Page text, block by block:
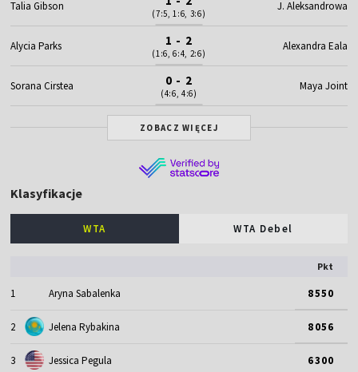
Talia Gibson
(7:5, 1:6, 3:6)
J. Aleksandrowa
Alycia Parks 1 - 2
(1:6, 6:4, 2:6)
Alexandra Eala
Sorana Cirstea 0 - 2
(4:6, 4:6)
Maya Joint
ZOBACZ WIĘCEJ
Klasyfikacje
WTA WTA Debel
Pkt
1 Aryna Sabalenka 8550
2 Jelena Rybakina 8056
3 Jessica Pegula 6300